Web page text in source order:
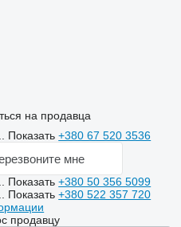
на продавца
Показать+380 67 520 3536
мне
Показать+380 50 356 5099
Показать+380 522 357 720
продавцу